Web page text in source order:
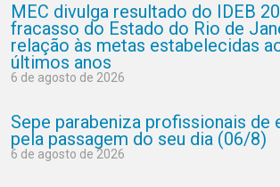
MEC divulga resultado do IDEB
fracasso do Estado do Rio de
relação às metas estabelecidas
últimos anos
6 de agosto de 2026
Sepe parabeniza profissionais de
pela passagem do seu dia (06/8)
6 de agosto de 2026